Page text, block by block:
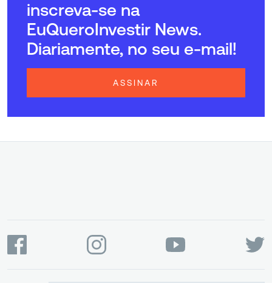
inscreva-se na
EuQueroInvestir News.
Diariamente, no seu e-mail!
ASSINAR